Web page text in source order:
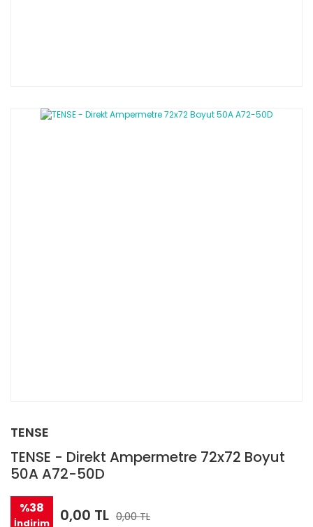
TENSE
TENSE - Direkt Ampermetre 72x72 Boyut
50A A72-50D
%38
İndirim 0,00 TL 0,00 TL